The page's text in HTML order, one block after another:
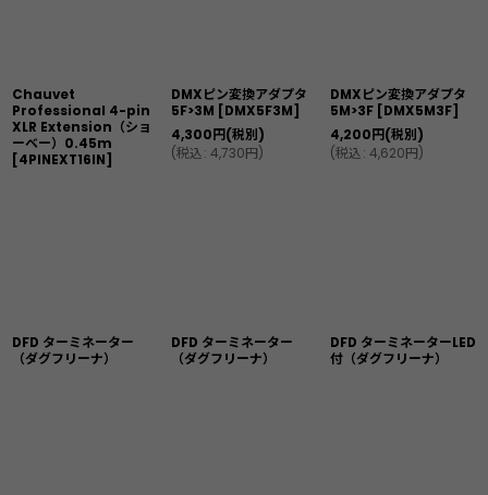
Chauvet
Professional 4-pin
XLR Extension（ショ
ーベー）0.45m
[4PINEXT16IN]
DMXピン変換アダプタ
5F>3M [DMX5F3M]
4,300円(税別)
(税込: 4,730円)
DMXピン変換アダプタ
5M>3F [DMX5M3F]
4,200円(税別)
(税込: 4,620円)
DFD ターミネーター
（ダグフリーナ）
DFD ターミネーター
（ダグフリーナ）
DFD ターミネーターLED
付（ダグフリーナ）